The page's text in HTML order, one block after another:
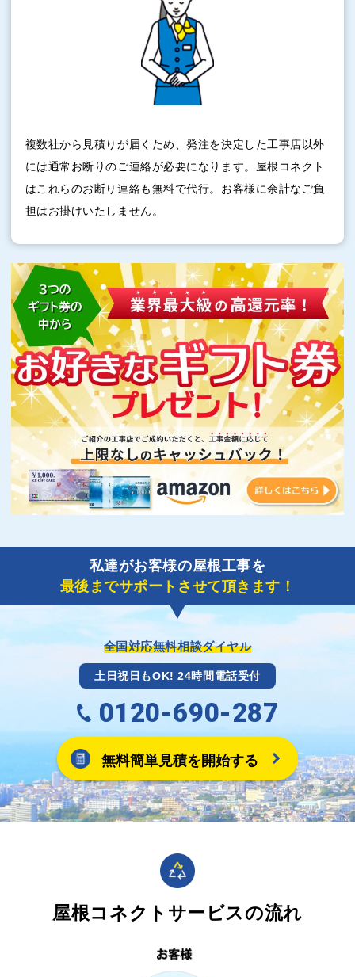
複数社から見積りが届くため、発注を決定した工事店以外
には通常お断りのご連絡が必要になります。屋根コネクト
はこれらのお断り連絡も無料で代行。お客様に余計なご負
担はお掛けいたしません。
私達がお客様の屋根工事を
最後までサポートさせて頂きます！
全国対応無料相談ダイヤル
土日祝日もOK! 24時間電話受付
0120-690-287
無料簡単見積を開始する
屋根コネクトサービスの流れ